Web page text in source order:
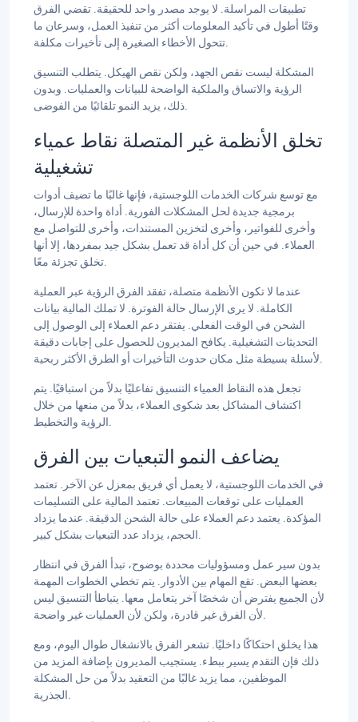
تطبيقات المراسلة. لا يوجد مصدر واحد للحقيقة. تقضي الفرق
وقتًا أطول في تأكيد المعلومات أكثر من تنفيذ العمل، وسرعان ما
تتحول الأخطاء الصغيرة إلى تأخيرات مكلفة.
المشكلة ليست نقص الجهد، ولكن نقص الهيكل. يتطلب التنسيق
الرؤية والاتساق والملكية الواضحة للبيانات والعمليات. وبدون
ذلك، يزيد النمو تلقائيًا من الفوضى.
تخلق الأنظمة غير المتصلة نقاط عمياء
تشغيلية
مع توسع شركات الخدمات اللوجستية، فإنها غالبًا ما تضيف أدوات
برمجية جديدة لحل المشكلات الفورية. أداة واحدة للإرسال،
وأخرى للفواتير، وأخرى لتخزين المستندات، وأخرى للتواصل مع
العملاء. في حين أن كل أداة قد تعمل بشكل جيد بمفردها، إلا أنها
تخلق تجزئة معًا.
عندما لا تكون الأنظمة متصلة، تفقد الفرق الرؤية عبر العملية
الكاملة. لا يرى الإرسال حالة الفوترة. لا تملك المالية بيانات
الشحن في الوقت الفعلي. يفتقر دعم العملاء إلى الوصول إلى
التحديثات التشغيلية. يكافح المديرون للحصول على إجابات دقيقة
لأسئلة بسيطة مثل مكان حدوث التأخيرات أو الطرق الأكثر ربحية.
تجعل هذه النقاط العمياء التنسيق تفاعليًا بدلاً من استباقيًا. يتم
اكتشاف المشاكل بعد شكوى العملاء، بدلاً من منعها من خلال
الرؤية والتخطيط.
يضاعف النمو التبعيات بين الفرق
في الخدمات اللوجستية، لا يعمل أي فريق بمعزل عن الآخر. تعتمد
العمليات على توقعات المبيعات. تعتمد المالية على التسليمات
المؤكدة. يعتمد دعم العملاء على حالة الشحن الدقيقة. عندما يزداد
الحجم، يزداد عدد التبعيات بشكل كبير.
بدون سير عمل ومسؤوليات محددة بوضوح، تبدأ الفرق في انتظار
بعضها البعض. تقع المهام بين الأدوار. يتم تخطي الخطوات المهمة
لأن الجميع يفترض أن شخصًا آخر يتعامل معها. يتباطأ التنسيق ليس
لأن الفرق غير قادرة، ولكن لأن العمليات غير واضحة.
هذا يخلق احتكاكًا داخليًا. تشعر الفرق بالانشغال طوال اليوم، ومع
ذلك فإن التقدم يسير ببطء. يستجيب المديرون بإضافة المزيد من
الموظفين، مما يزيد غالبًا من التعقيد بدلاً من حل المشكلة
الجذرية.